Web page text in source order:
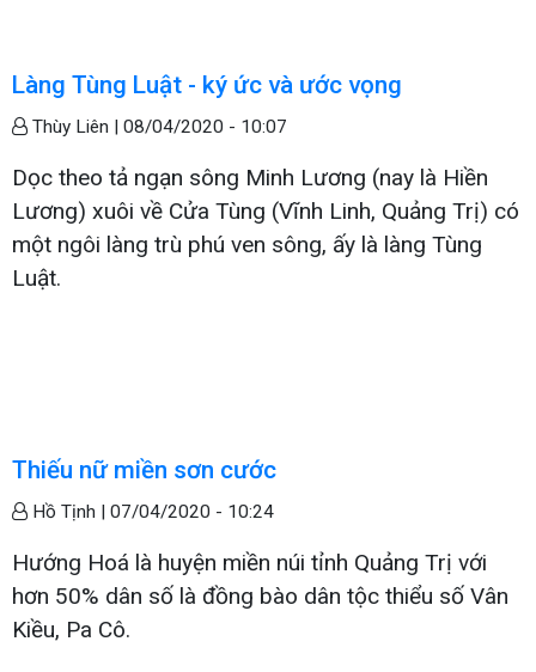
Làng Tùng Luật - ký ức và ước vọng
Thùy Liên | 08/04/2020 - 10:07
Dọc theo tả ngạn sông Minh Lương (nay là Hiền
Lương) xuôi về Cửa Tùng (Vĩnh Linh, Quảng Trị) có
một ngôi làng trù phú ven sông, ấy là làng Tùng
Luật.
Thiếu nữ miền sơn cước
Hồ Tịnh | 07/04/2020 - 10:24
Hướng Hoá là huyện miền núi tỉnh Quảng Trị với
hơn 50% dân số là đồng bào dân tộc thiểu số Vân
Kiều, Pa Cô.